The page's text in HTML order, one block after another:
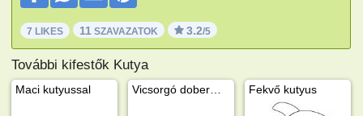
7 LIKES 11 SZAVAZATOK 3.2/5
További kifestők Kutya
Maci kutyussal Fekvő kutyus